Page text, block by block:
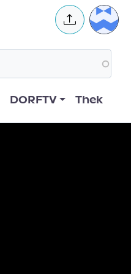
User
DORFTV Thek